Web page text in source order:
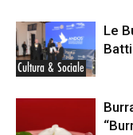
Cultura & Sociale
Le